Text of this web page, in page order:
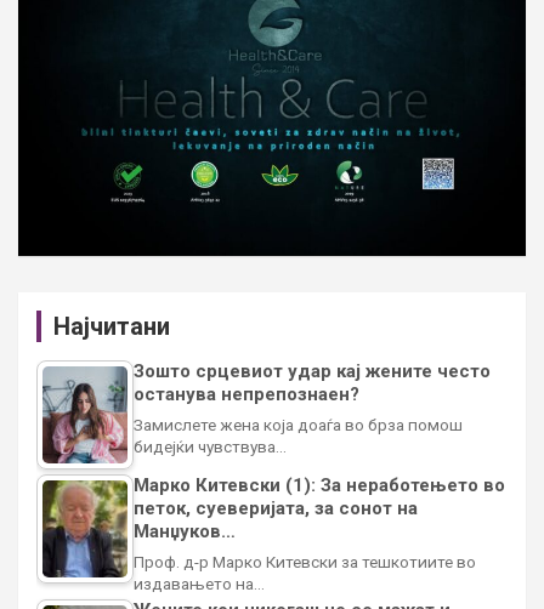
Најчитани
Зошто срцевиот удар кај жените често
останува непрепознаен?
Замислете жена која доаѓа во брза помош
бидејќи чувствува…
Марко Китевски (1): За неработењето во
петок, суеверијата, за сонот на
Манџуков…
Проф. д-р Марко Китевски за тешкотиите во
издавањето на…